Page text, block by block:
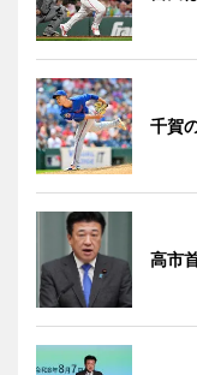
千賀
高市